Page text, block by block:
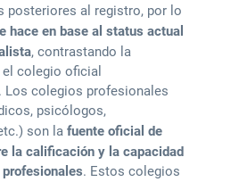
posteriores al registro, por lo
hace en base al status actual
, contrastando la
colegio oficial
Los colegios profesionales
psicólogos,
son la fuente oficial de
la calificación y la capacidad
. Estos colegios